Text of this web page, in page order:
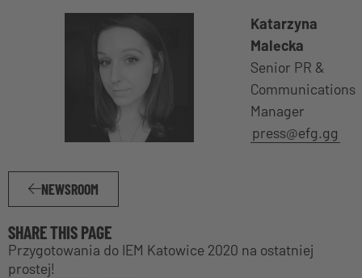
Katarzyna
Malecka
Senior PR &
Communications
Manager
press@efg.gg
NEWSROOM
SHARE THIS PAGE
Przygotowania do IEM Katowice 2020 na ostatniej
prostej!